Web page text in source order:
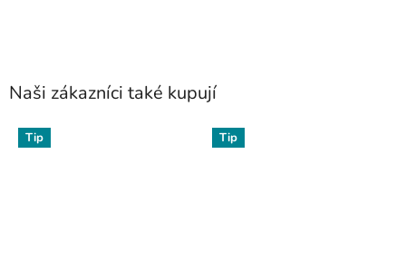
Naši zákazníci také kupují
Tip Tip